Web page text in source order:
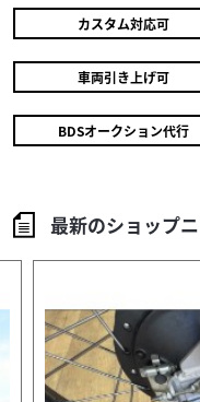
ホンダ
DAX125 ヨシムラマ
電源
本体価格:42 万
◆安心のサービス お引
KTM Power Parts
本体価格:21,626
希望のお客様は、店頭
2026/08/06
エンデューロ仕様
KLX230シェルパを本
カスタム対応可
車両引き上げ可
BDSオークション代行
最新のショップ